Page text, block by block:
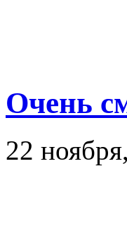
Очень
22